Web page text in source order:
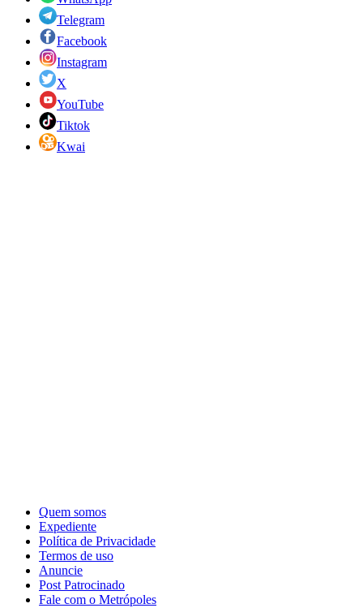
Telegram
Facebook
Instagram
X
YouTube
Tiktok
Kwai
Quem somos
Expediente
Política de Privacidade
Termos de uso
Anuncie
Post Patrocinado
Fale com o Metrópoles